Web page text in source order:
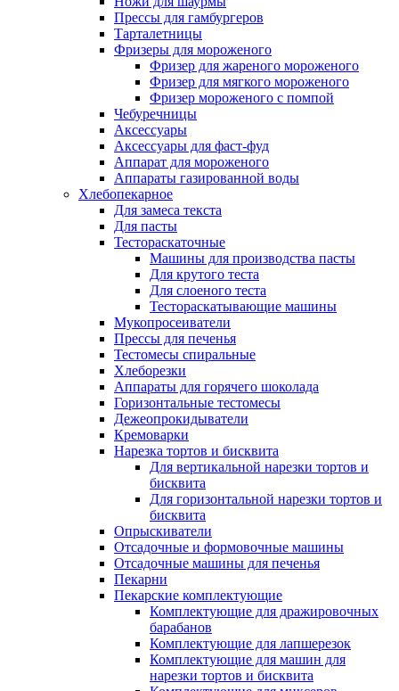
Прессы для гамбургеров
Тарталетницы
Фризеры для мороженого
Фризер для жареного мороженого
Фризер для мягкого мороженого
Фризер мороженого с помпой
Чебуречницы
Аксессуары
Аксессуары для фаст-фуд
Аппарат для мороженого
Аппараты газированной воды
Хлебопекарное
Для замеса текста
Для пасты
Тестораскаточные
Машины для производства пасты
Для крутого теста
Для слоеного теста
Тестораскатывающие машины
Мукопросеиватели
Прессы для печенья
Тестомесы спиральные
Хлеборезки
Аппараты для горячего шоколада
Горизонтальные тестомесы
Дежеопрокидыватели
Кремоварки
Нарезка тортов и бисквита
Для вертикальной нарезки тортов и
бисквита
Для горизонтальной нарезки тортов и
бисквита
Опрыскиватели
Отсадочные и формовочные машины
Отсадочные машины для печенья
Пекарни
Пекарские комплектующие
Комплектующие для дражировочных
барабанов
Комплектующие для лапшерезок
Комплектующие для машин для
нарезки тортов и бисквита